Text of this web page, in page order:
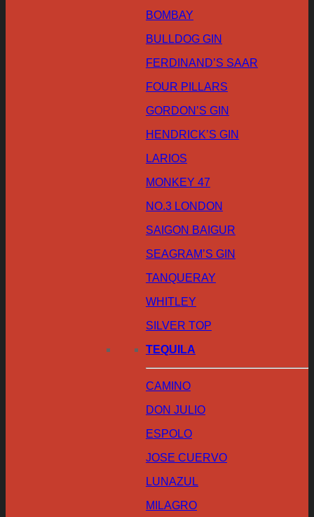
BOMBAY
BULLDOG GIN
FERDINAND’S SAAR
FOUR PILLARS
GORDON’S GIN
HENDRICK’S GIN
LARIOS
MONKEY 47
NO.3 LONDON
SAIGON BAIGUR
SEAGRAM’S GIN
TANQUERAY
WHITLEY
SILVER TOP
TEQUILA
CAMINO
DON JULIO
ESPOLO
JOSE CUERVO
LUNAZUL
MILAGRO